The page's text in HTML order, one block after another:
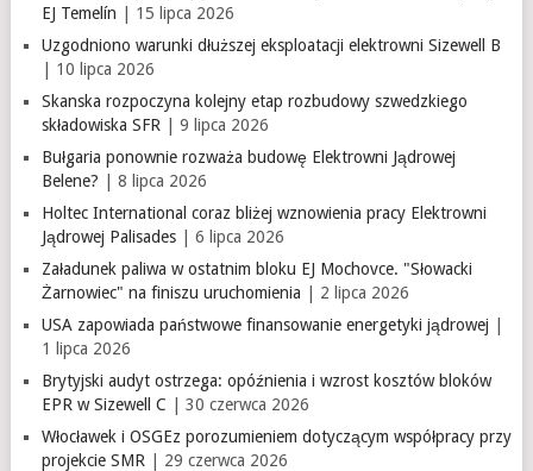
EJ Temelín | 15 lipca 2026
Uzgodniono warunki dłuższej eksploatacji elektrowni Sizewell B
| 10 lipca 2026
Skanska rozpoczyna kolejny etap rozbudowy szwedzkiego
składowiska SFR | 9 lipca 2026
Bułgaria ponownie rozważa budowę Elektrowni Jądrowej
Belene? | 8 lipca 2026
Holtec International coraz bliżej wznowienia pracy Elektrowni
Jądrowej Palisades| 6 lipca 2026
Załadunek paliwa w ostatnim bloku EJ Mochovce. "Słowacki
Żarnowiec" na finiszu uruchomienia | 2 lipca 2026
USA zapowiada państwowe finansowanie energetyki jądrowej
1 lipca 2026
Brytyjski audyt ostrzega: opóźnienia i wzrost kosztów bloków
EPR w Sizewell C | 30 czerwca 2026
Włocławek i OSGEz porozumieniem dotyczącym współpracy przy
projekcie SMR | 29 czerwca 2026